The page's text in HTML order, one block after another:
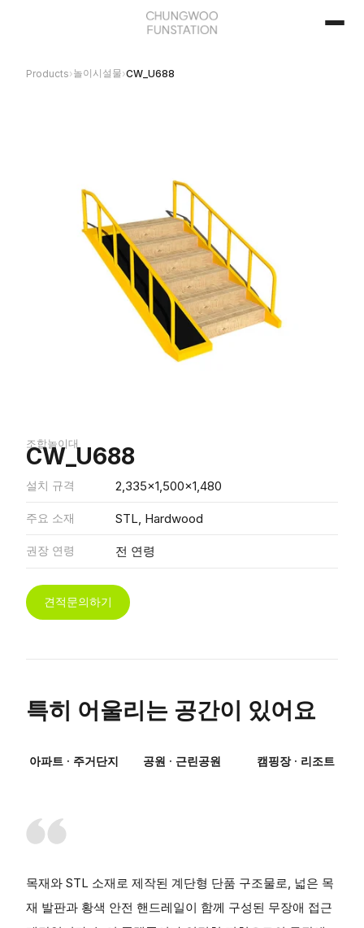
Products›놀이시설물›CW_U688
조합놀이대
CW_U688
설치 규격 2,335x1,500x1,480
주요 소재 STL, Hardwood
권장 연령 전 연령
견적문의하기
특히 어울리는 공간이 있어요
아파트 · 주거단지 공원 · 근린공원 캠핑장 · 리조트
목재와 STL 소재로 제작된 계단형 단품 구조물로, 넓은 목
재 발판과 황색 안전 핸드레일이 함께 구성된 무장애 접근